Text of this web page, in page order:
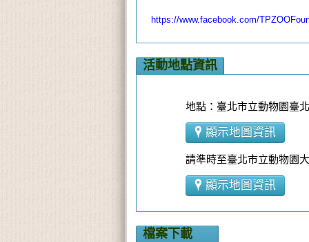
https://www.facebook.com/
活動地點資訊
地點：臺北市立動物園臺
顯示地圖資訊
請準時至臺北市立動物園
顯示地圖資訊
檔案下載